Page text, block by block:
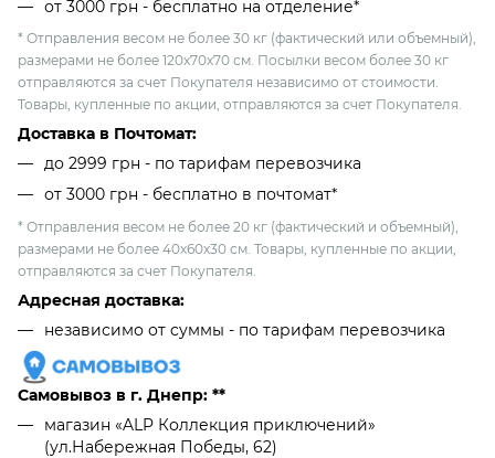
от 3000 грн - бесплатно на отделение*
* Отправления весом не более 30 кг (фактический или объемный),
размерами не более 120х70х70 см. Посылки весом более 30 кг
отправляются за счет Покупателя независимо от стоимости.
Товары, купленные по акции, отправляются за счет Покупателя.
Доставка в Почтомат:
до 2999 грн - по тарифам перевозчика
от 3000 грн - бесплатно в почтомат*
* Отправления весом не более 20 кг (фактический и объемный),
размерами не более 40х60х30 см. Товары, купленные по акции,
отправляются за счет Покупателя.
Адресная доставка:
независимо от cуммы - по тарифам перевозчика
Самовывоз в г. Днепр: **
магазин «ALP Коллекция приключений»
(ул.Набережная Победы, 62)